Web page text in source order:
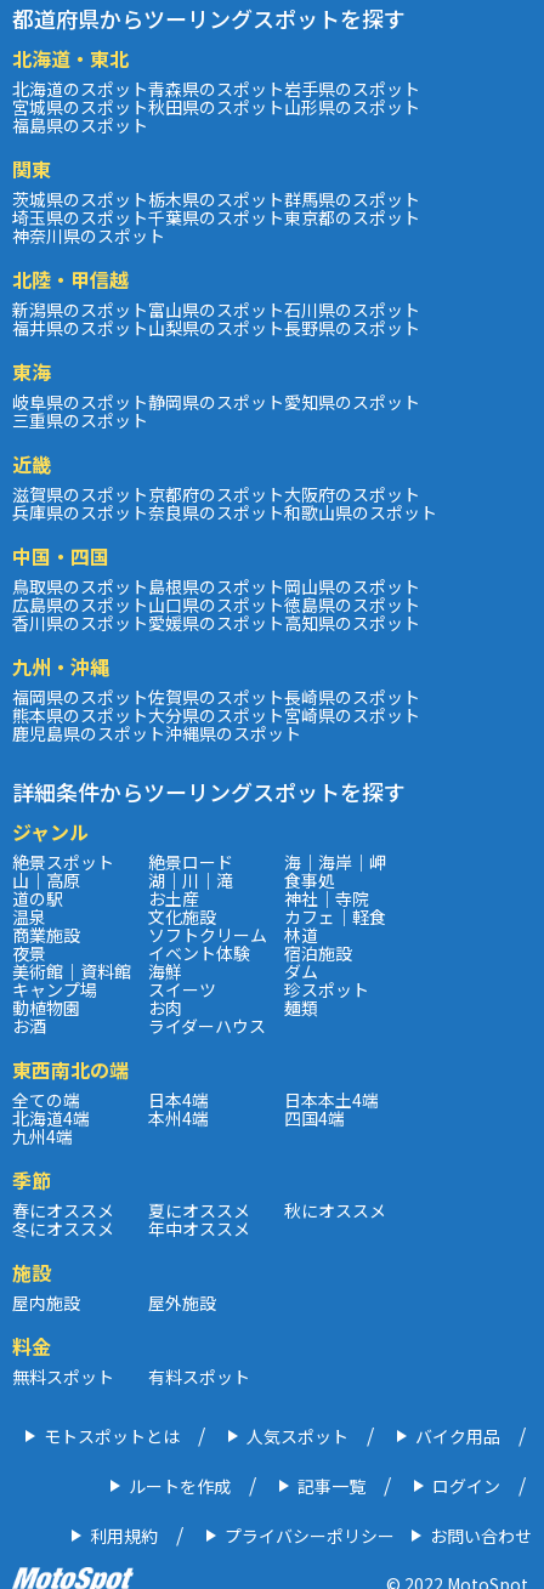
都道府県からツーリングスポットを探す
北海道・東北
北海道のスポット青森県のスポット岩手県のスポット
宮城県のスポット秋田県のスポット山形県のスポット
福島県のスポット
関東
茨城県のスポット栃木県のスポット群馬県のスポット
埼玉県のスポット千葉県のスポット東京都のスポット
神奈川県のスポット
北陸・甲信越
新潟県のスポット富山県のスポット石川県のスポット
福井県のスポット山梨県のスポット長野県のスポット
東海
岐阜県のスポット静岡県のスポット愛知県のスポット
三重県のスポット
近畿
滋賀県のスポット京都府のスポット大阪府のスポット
兵庫県のスポット奈良県のスポット和歌山県のスポット
中国・四国
鳥取県のスポット島根県のスポット岡山県のスポット
広島県のスポット山口県のスポット徳島県のスポット
香川県のスポット愛媛県のスポット高知県のスポット
九州・沖縄
福岡県のスポット佐賀県のスポット長崎県のスポット
熊本県のスポット大分県のスポット宮崎県のスポット
鹿児島県のスポット沖縄県のスポット
詳細条件からツーリングスポットを探す
ジャンル
絶景スポット 絶景ロード 海｜海岸｜岬
山｜高原 湖｜川｜滝 食事処
道の駅 お土産 神社｜寺院
温泉 文化施設 カフェ｜軽食
商業施設 ソフトクリーム 林道
夜景 イベント体験 宿泊施設
美術館｜資料館 海鮮 ダム
キャンプ場 スイーツ 珍スポット
動植物園 お肉 麺類
お酒 ライダーハウス
東西南北の端
全ての端 日本4端 日本本土4端
北海道4端 本州4端 四国4端
九州4端
季節
春にオススメ 夏にオススメ 秋にオススメ
冬にオススメ 年中オススメ
施設
屋内施設 屋外施設
料金
無料スポット 有料スポット
モトスポットとは 人気スポット バイク用品
ルートを作成 記事一覧 ログイン
利用規約 プライバシーポリシー
お問い合わせ
© 2022 MotoSpot.